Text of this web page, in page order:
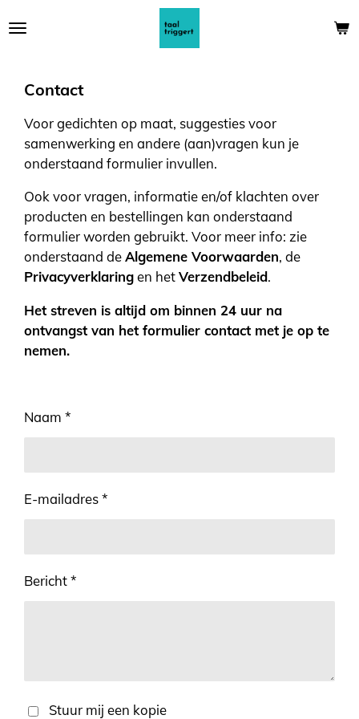
direct
hoofdinhoud
Contact
Voor gedichten op maat, suggesties voor
samenwerking en andere (aan)vragen kun je
onderstaand formulier invullen.
Ook voor vragen, informatie en/of klachten over
producten en bestellingen kan onderstaand
formulier worden gebruikt. Voor meer info: zie
onderstaand deAlgemene Voorwaarden, de
Privacyverklaringen hetVerzendbeleid.
Het streven is altijd om binnen 24 uur na
ontvangst van het formulier contact met je op te
nemen.
Naam *
E-mailadres *
Bericht *
Stuur mij een kopie